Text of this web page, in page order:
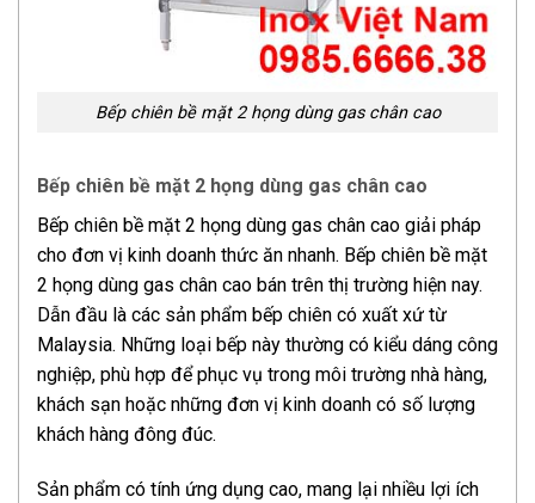
Bếp chiên bề mặt 2 họng dùng gas chân cao
Bếp chiên bề mặt 2 họng dùng gas chân cao
Bếp chiên bề mặt 2 họng dùng gas chân cao giải pháp
cho đơn vị kinh doanh thức ăn nhanh. Bếp chiên bề mặt
2 họng dùng gas chân cao bán trên thị trường hiện nay.
Dẫn đầu là các sản phẩm bếp chiên có xuất xứ từ
Malaysia. Những loại bếp này thường có kiểu dáng công
nghiệp, phù hợp để phục vụ trong môi trường nhà hàng,
khách sạn hoặc những đơn vị kinh doanh có số lượng
khách hàng đông đúc.
Sản phẩm có tính ứng dụng cao, mang lại nhiều lợi ích